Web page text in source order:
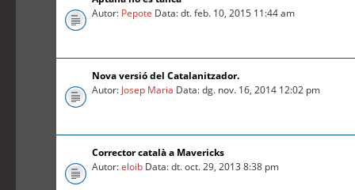
Autor: Pepote Data: dt. feb. 10, 2015 11:44 am
Nova versió del Catalanitzador.
Autor: Josep Maria Data: dg. nov. 16, 2014 12:02 pm
Corrector català a Mavericks
Autor:eloib Data: dt. oct. 29, 2013 8:38 pm